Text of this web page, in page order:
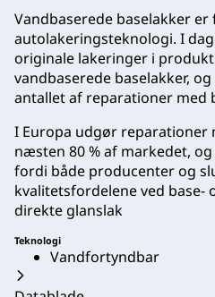
Vandbaserede baselakker
autolakeringsteknologi. I
originale lakeringer i
vandbaserede baselakker,
antallet af reparationer med
I Europa udgør reparationer
næsten 80 % af markedet,
fordi både producenter og
kvalitetsfordelene ved base-
direkte glanslak
Teknologi
Vandfortyndbar